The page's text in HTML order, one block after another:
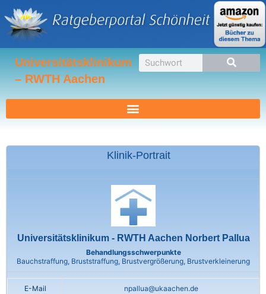
Inhalt
springen
Universitätsklinikum
– RWTH Aachen
Suche
Klinik-Portrait
Universitätsklinikum - RWTH Aachen Norbert Pallua
Behandlungsschwerpunkte
Bauchstraffung, Bruststraffung, Brustvergrößerung, Brustverkleinerung
E-Mail npallua@ukaachen.de